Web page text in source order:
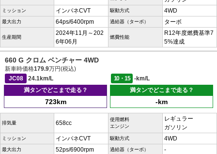
ミッション インパネCVT 駆動方式 4WD
最大出力 64ps/6400rpm 過給器（ターボ） ターボ
生産期間
2024年11月～202
6年06月
燃費性能
R12年度燃費基準7
5%達成
660 G クロム ベンチャー 4WD
新車時価格179.9万円(税込)
JC08
24.1km/L 10・15
-km/L
満タンでどこまで走る？
723km
満タンでどこまで走る？
-km
排気量 658cc
使用燃料
エンジン
レギュラー
ガソリン
ミッション インパネCVT 駆動方式 4WD
最大出力 52ps/6900rpm 過給器（ターボ） -